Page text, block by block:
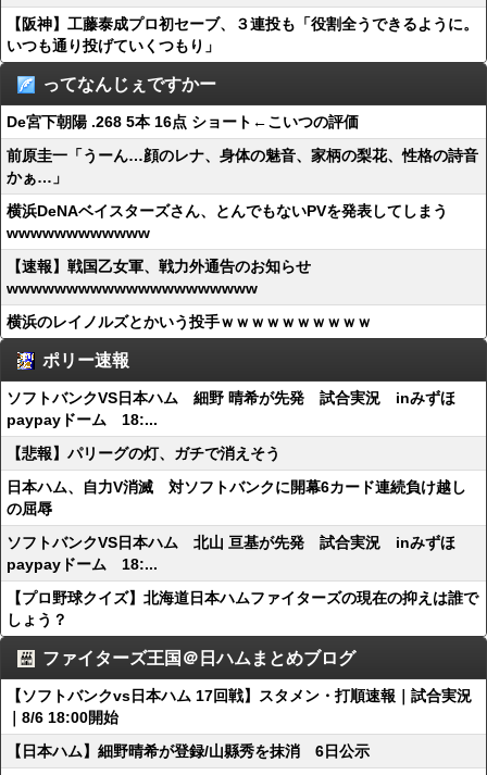
【阪神】工藤泰成プロ初セーブ、３連投も「役割全うできるように。
いつも通り投げていくつもり」
ってなんじぇですかー
De宮下朝陽 .268 5本 16点 ショート←こいつの評価
前原圭一「うーん…顔のレナ、身体の魅音、家柄の梨花、性格の詩音
かぁ…」
横浜DeNAベイスターズさん、とんでもないPVを発表してしまう
wwwwwwwwwwww
【速報】戦国乙女軍、戦力外通告のお知らせ
wwwwwwwwwwwwwwwwwwwww
横浜のレイノルズとかいう投手ｗｗｗｗｗｗｗｗｗｗ
ポリー速報
ソフトバンクVS日本ハム 細野 晴希が先発 試合実況 inみずほ
paypayドーム 18:...
【悲報】パリーグの灯、ガチで消えそう
日本ハム、自力V消滅 対ソフトバンクに開幕6カード連続負け越し
の屈辱
ソフトバンクVS日本ハム 北山 亘基が先発 試合実況 inみずほ
paypayドーム 18:...
【プロ野球クイズ】北海道日本ハムファイターズの現在の抑えは誰で
しょう？
ファイターズ王国＠日ハムまとめブログ
【ソフトバンクvs日本ハム 17回戦】スタメン・打順速報｜試合実況
｜8/6 18:00開始
【日本ハム】細野晴希が登録/山縣秀を抹消 6日公示